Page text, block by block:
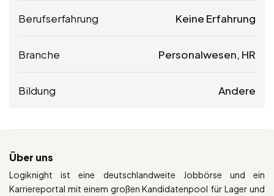
Berufserfahrung Keine Erfahrung
Branche Personalwesen, HR
Bildung Andere
Über uns
Logiknight ist eine deutschlandweite Jobbörse und ein
Karriereportal mit einem großen Kandidatenpool für Lager und